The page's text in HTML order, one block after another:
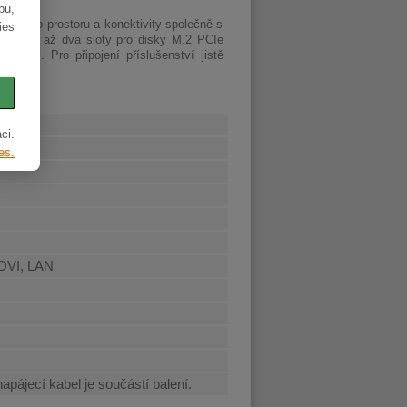
prostoru a konektivity společně s
Gen3, až dva sloty pro disky M.2 PCIe
Pro připojení příslušenství jistě
LAN
kabel je součástí balení.